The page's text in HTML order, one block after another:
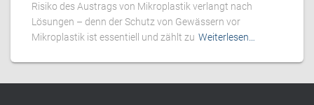
Risiko des Austrags von Mikroplastik verlangt nach
Lösungen – denn der Schutz von Gewässern vor
Mikroplastik ist essentiell und zählt zu Weiterlesen…